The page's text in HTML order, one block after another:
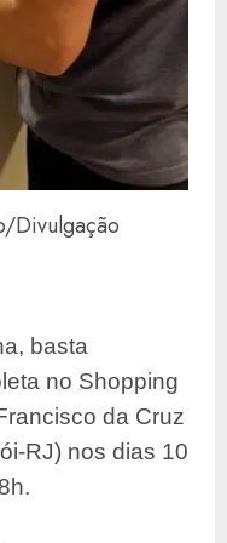
Divulgação
basta
no Shopping
da Cruz
RJ) nos dias 10